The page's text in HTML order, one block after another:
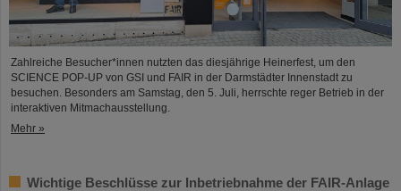
Zahlreiche Besucher*innen nutzten das diesjährige Heinerfest, um den
SCIENCE POP-UP von GSI und FAIR in der Darmstädter Innenstadt zu
besuchen. Besonders am Samstag, den 5. Juli, herrschte reger Betrieb in der
interaktiven Mitmachausstellung.
Mehr »
Wichtige Beschlüsse zur Inbetriebnahme der FAIR-Anlage